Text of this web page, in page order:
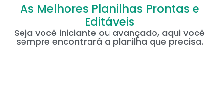
As Melhores Planilhas Prontas e
Editáveis
Seja você iniciante ou avançado, aqui você
sempre encontrará a planilha que precisa.